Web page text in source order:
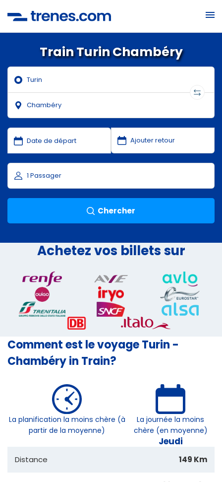
Train Turin Chambéry
Chercher
Achetez vos billets sur
Comment est le voyage Turin -
Chambéry in Train?
La planification la moins chère (à
partir de la moyenne)
La journée la moins
chère (en moyenne)
Jeudi
Distance 149 Km